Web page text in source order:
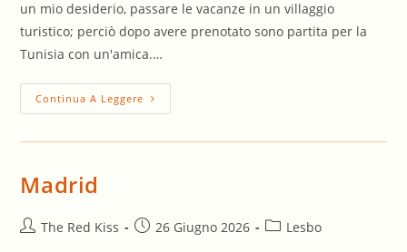
un mio desiderio, passare le vacanze in un villaggio
turistico; perciò dopo avere prenotato sono partita per la
Tunisia con un'amica.…
Continua A Leggere Villaggio
Turistico
Madrid
AutoreThe Red Kiss
Articolo26 Giugno 2026
Categoria
Lesbo